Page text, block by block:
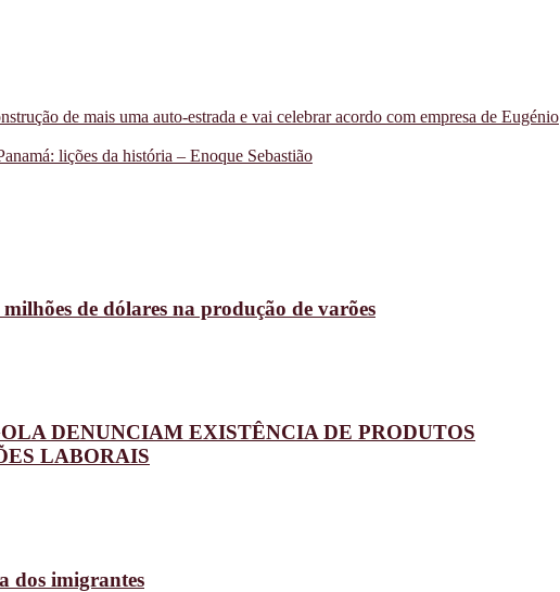
de mais uma auto-estrada e vai celebrar acordo com empresa de Eugénio
lições da história – Enoque Sebastião
de dólares na produção de varões
DENUNCIAM EXISTÊNCIA DE PRODUTOS
LABORAIS
dos imigrantes